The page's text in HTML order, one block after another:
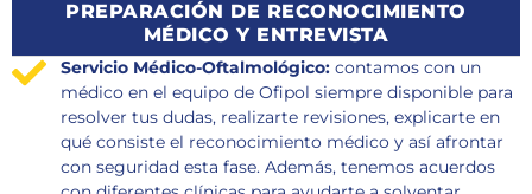
PREPARACIÓN DE RECONOCIMIENTO
MÉDICO Y ENTREVISTA
Servicio Médico-Oftalmológico: contamos con un
médico en el equipo de Ofipol siempre disponible para
resolver tus dudas, realizarte revisiones, explicarte en
qué consiste el reconocimiento médico y así afrontar
con seguridad esta fase. Además, tenemos acuerdos